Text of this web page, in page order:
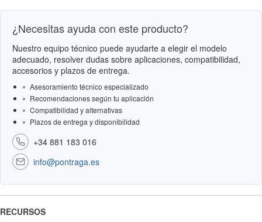
¿Necesitas ayuda con este producto?
Nuestro equipo técnico puede ayudarte a elegir el modelo
adecuado, resolver dudas sobre aplicaciones, compatibilidad,
accesorios y plazos de entrega.
Asesoramiento técnico especializado
Recomendaciones según tu aplicación
Compatibilidad y alternativas
Plazos de entrega y disponibilidad
+34 881 183 016
info@pontraga.es
RECURSOS